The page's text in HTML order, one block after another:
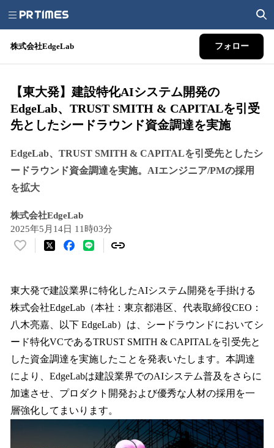
株式会社EdgeLab フォロー
【東大発】建設特化AIシステム開発の
EdgeLab、TRUST SMITH & CAPITALを引受
先としたシードラウンド資金調達を実施
EdgeLab、TRUST SMITH & CAPITALを引受先としたシ
ードラウンド資金調達を実施。AIエンジニア/PMの採用
を拡大
株式会社EdgeLab
2025年5月14日 11時03分
い
！
数
を
読
み
込
み
中
で
す
東大発で建設業界に特化したAIシステム開発を手掛ける
株式会社EdgeLab（本社：東京都港区、代表取締役CEO：
八木亮嘉、以下 EdgeLab）は、シードラウンドにおいてシ
ード特化VCであるTRUST SMITH & CAPITALを引受先と
した資金調達を実施したことを発表いたします。本調達
により、EdgeLabは建設業界でのAIシステム普及をさらに
加速させ、プロダクト開発および優秀な人材の採用を一
層強化してまいります。